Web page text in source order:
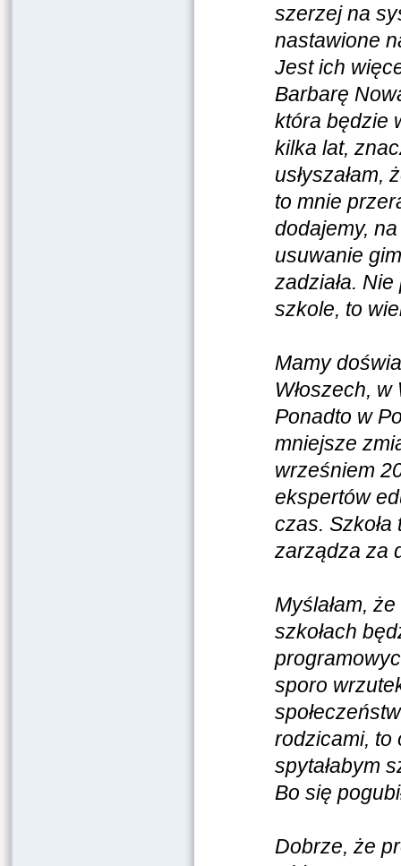
szerzej na
nastawione
Jest ich
Barbarę
która będzie
kilka lat,
to mnie
dodajemy,
usuwanie
zadziała.
szkole, to
Mamy
Włoszech,
Ponadto w
mniejsze
wrześniem
ekspertów
czas.
zarządza za
Myślałam,
szkołach
sporo
rodzicami, to
spytałabym
Bo się
Dobrze, że